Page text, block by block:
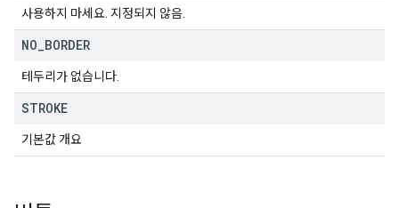
사용하지 마세요. 지정되지 않음.
NO BORDER
테두리가 없습니다.
STROKE
기본값 개요